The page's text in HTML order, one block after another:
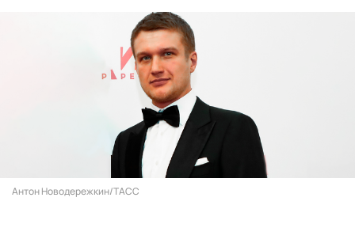
Антон Новодережкин/ТАСС